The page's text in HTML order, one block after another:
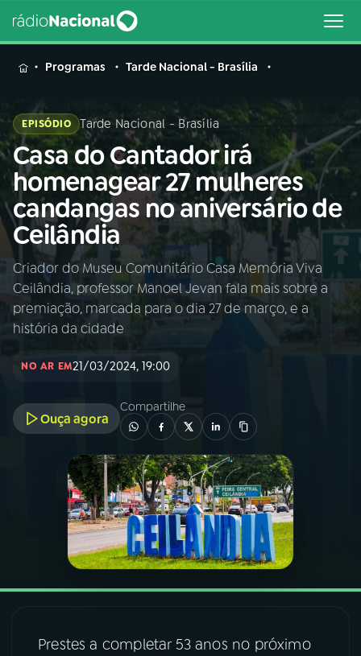
MENU
Buscar
na
Rádio
Nacional
Buscar
AO VIVO
01INÍCIO
PROGRAMAÇÃO
PROGRAMAS
PODCASTS
VIDEOCASTS
Programas Tarde Nacional - Brasília
EPISÓDIO Tarde Nacional - Brasília
Casa do Cantador irá
homenagear 27 mulheres
candangas no aniversário de
Ceilândia
Criador do Museu Comunitário Casa Memória Viva
Ceilândia, professor Manoel Jevan fala mais sobre a
premiação, marcada para o dia 27 de março, e a
história da cidade
NO AR EM21/03/2024, 19:00
Ouça agora
Compartilhe
Prestes a completar 53 anos no próximo